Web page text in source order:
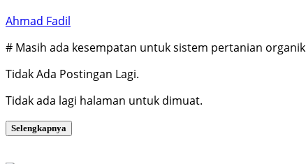
Ahmad Fadil
# Masih ada kesempatan untuk sistem pertanian
Tidak Ada Postingan Lagi.
Tidak ada lagi halaman untuk dimuat.
Selengkapnya